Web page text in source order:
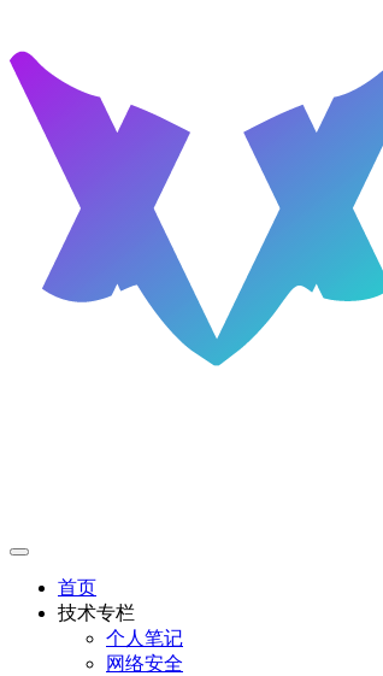
首页
技术专栏
个人笔记
网络安全